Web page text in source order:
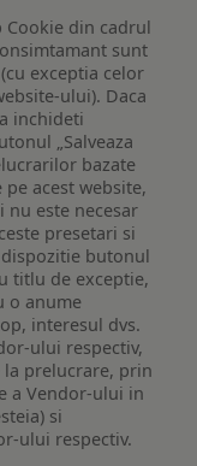
Cookie din cadrul
sunt
exceptia celor
ului). Daca
inchideti
„Salveaza
bazate
acest website,
nu este necesar
presetari si
butonul
titlu de exceptie,
o anume
interesul dvs.
ului respectiv,
prelucrare, prin
a Vendor-ului in
si
ului respectiv.